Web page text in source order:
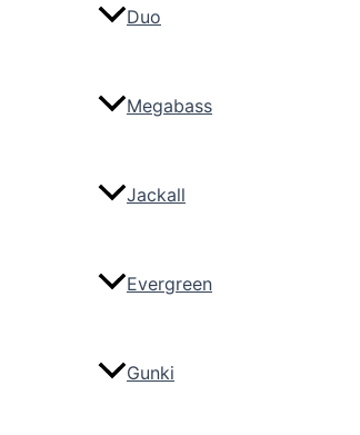
Duo
Megabass
Jackall
Evergreen
Gunki